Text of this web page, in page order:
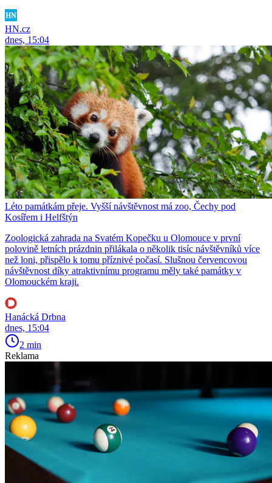
HN.cz
dnes, 15:04
Léto památkám přeje. Vyšší návštěvnost má zoo, Čechy pod
Kosířem i Helfštýn
Zoologická zahrada na Svatém Kopečku u Olomouce v první
polovině letních prázdnin přilákala o několik tisíc návštěvníků více
než loni, přispělo k tomu příznivé počasí. Slušnou červencovou
návštěvnost díky atraktivnímu programu měly také památky v
Olomouckém kraji.
Hanácká Drbna
dnes, 15:04
2 min
Reklama